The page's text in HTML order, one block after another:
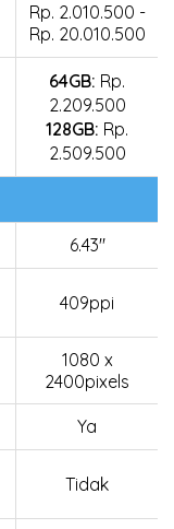
Rp. 2.010.500 -
Rp. 20.010.500
64GB: Rp.
2.209.500
128GB: Rp.
2.509.500
6.43"
409ppi
1080 x
2400pixels
Ya
Tidak